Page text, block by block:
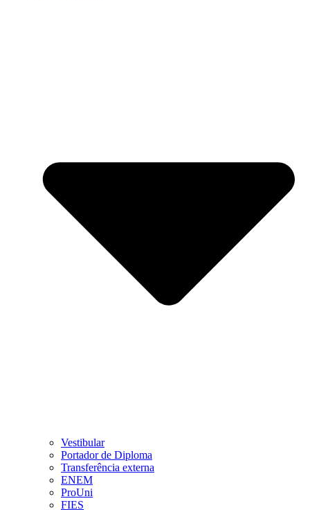
Vestibular
Portador de Diploma
Transferência externa
ENEM
ProUni
FIES